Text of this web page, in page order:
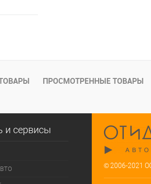
ПРОСМОТРЕННЫЕ ТОВАРЫ
сервисы
© 2006-2021